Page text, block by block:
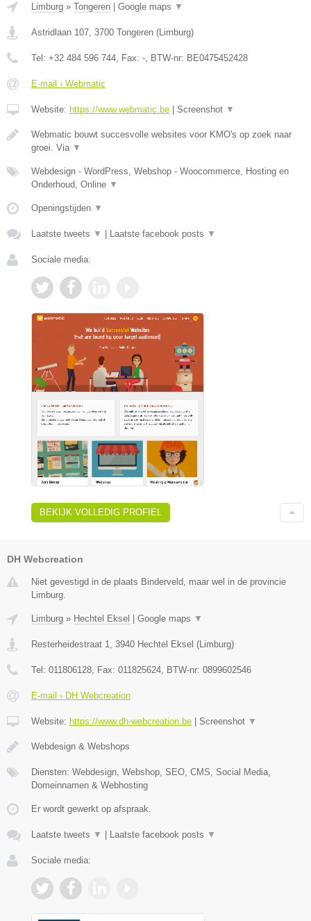
Limburg » Tongeren Google maps ▼
Astridlaan 107, 3700 Tongeren (Limburg)
Tel: +32 484 596 744, Fax: -, BTW-nr: BE0475452428
E-mail › Webmatic
Website: https://www.webmatic.be Screenshot ▼
Webmatic bouwt succesvolle websites voor KMO's op zoek naar
groei. Via ▼
Webdesign - WordPress, Webshop - Woocommerce, Hosting en
Onderhoud, Online ▼
Openingstijden ▼
Laatste tweets ▼ Laatste facebook posts ▼
Sociale media:
BEKIJK VOLLEDIG PROFIEL
DH Webcreation
Niet gevestigd in de plaats Binderveld, maar wel in de provincie
Limburg.
Limburg » Hechtel Eksel Google maps ▼
Resterheidestraat 1, 3940 Hechtel Eksel (Limburg)
Tel: 011806128, Fax: 011825624, BTW-nr: 0899602546
E-mail › DH Webcreation
Website: https://www.dh-webcreation.be Screenshot ▼
Webdesign & Webshops
Diensten: Webdesign, Webshop, SEO, CMS, Social Media,
Domeinnamen & Webhosting
Er wordt gewerkt op afspraak.
Laatste tweets ▼ Laatste facebook posts ▼
Sociale media: